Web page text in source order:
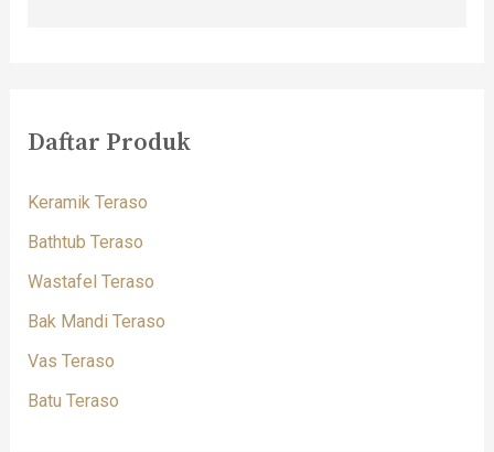
Daftar Produk
Keramik Teraso
Bathtub Teraso
Wastafel Teraso
Bak Mandi Teraso
Vas Teraso
Batu Teraso